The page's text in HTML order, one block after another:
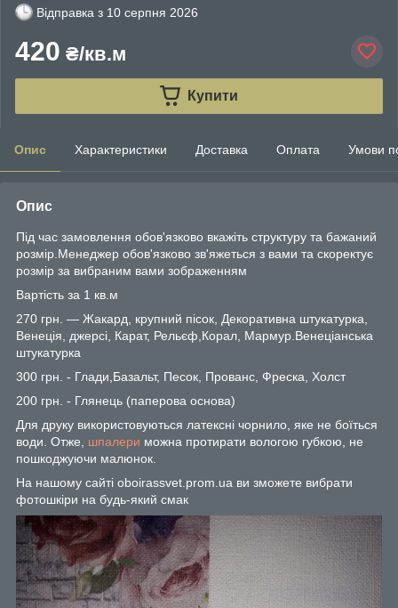
Відправка з 10 серпня 2026
420 ₴/кв.м
Купити
Опис Характеристики Доставка Оплата Умови
Опис
Під час замовлення обов'язково вкажіть структуру та бажаний
розмір.Менеджер обов'язково зв'яжеться з вами та скоректує
розмір за вибраним вами зображенням
Вартість за 1 кв.м
270 грн. — Жакард, крупний пісок, Декоративна штукатурка,
Венеція, джерсі, Карат, Рельєф,Корал, Мармур.Венеціанська
штукатурка
300 грн. - Глади,Базальт, Песок, Прованс, Фреска, Холст
200 грн. - Глянець (паперова основа)
Для друку використовуються латексні чорнило, яке не боїться
води. Отже, шпалери можна протирати вологою губкою, не
пошкоджуючи малюнок.
На нашому сайті oboirassvet.prom.ua ви зможете вибрати
фотошкіри на будь-який смак